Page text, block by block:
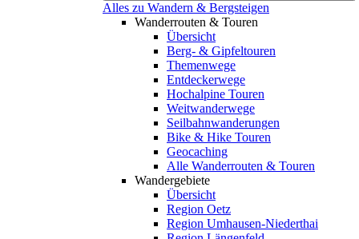
Alles zu Wandern & Bergsteigen
Wanderrouten & Touren
Übersicht
Berg- & Gipfeltouren
Themenwege
Entdeckerwege
Hochalpine Touren
Weitwanderwege
Seilbahnwanderungen
Bike & Hike Touren
Geocaching
Alle Wanderrouten & Touren
Wandergebiete
Übersicht
Region Oetz
Region Umhausen-Niederthai